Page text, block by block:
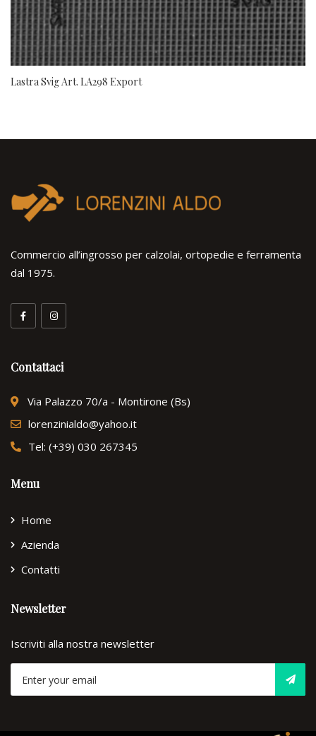
Lastra Svig Art. LA298 Export
Commercio all’ingrosso per calzolai, ortopedie e ferramenta
dal 1975.
Contattaci
Via Palazzo 70/a - Montirone (Bs)
lorenzinialdo@yahoo.it
Tel: (+39) 030 267345
Menu
Home
Azienda
Contatti
Newsletter
Iscriviti alla nostra newsletter